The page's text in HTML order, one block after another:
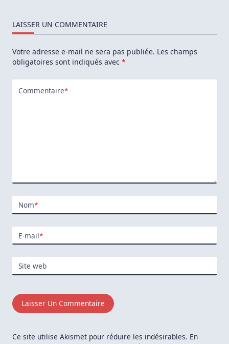
LAISSER UN COMMENTAIRE
Votre adresse e-mail ne sera pas publiée. Les champs
obligatoires sont indiqués avec *
Commentaire*
Nom*
E-mail*
Site web
Ce site utilise Akismet pour réduire les indésirables. En